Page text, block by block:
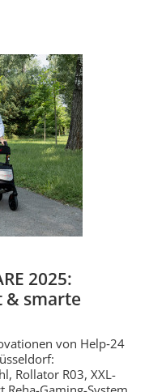
2025:
& smarte
von Help‑24
Rollator R03, XXL-